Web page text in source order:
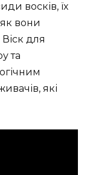
восків, їх
вони
для
та
які